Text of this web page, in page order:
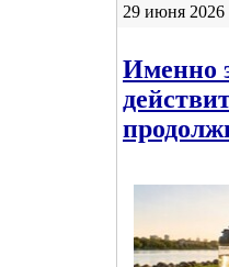
29 июня 2026
Именно